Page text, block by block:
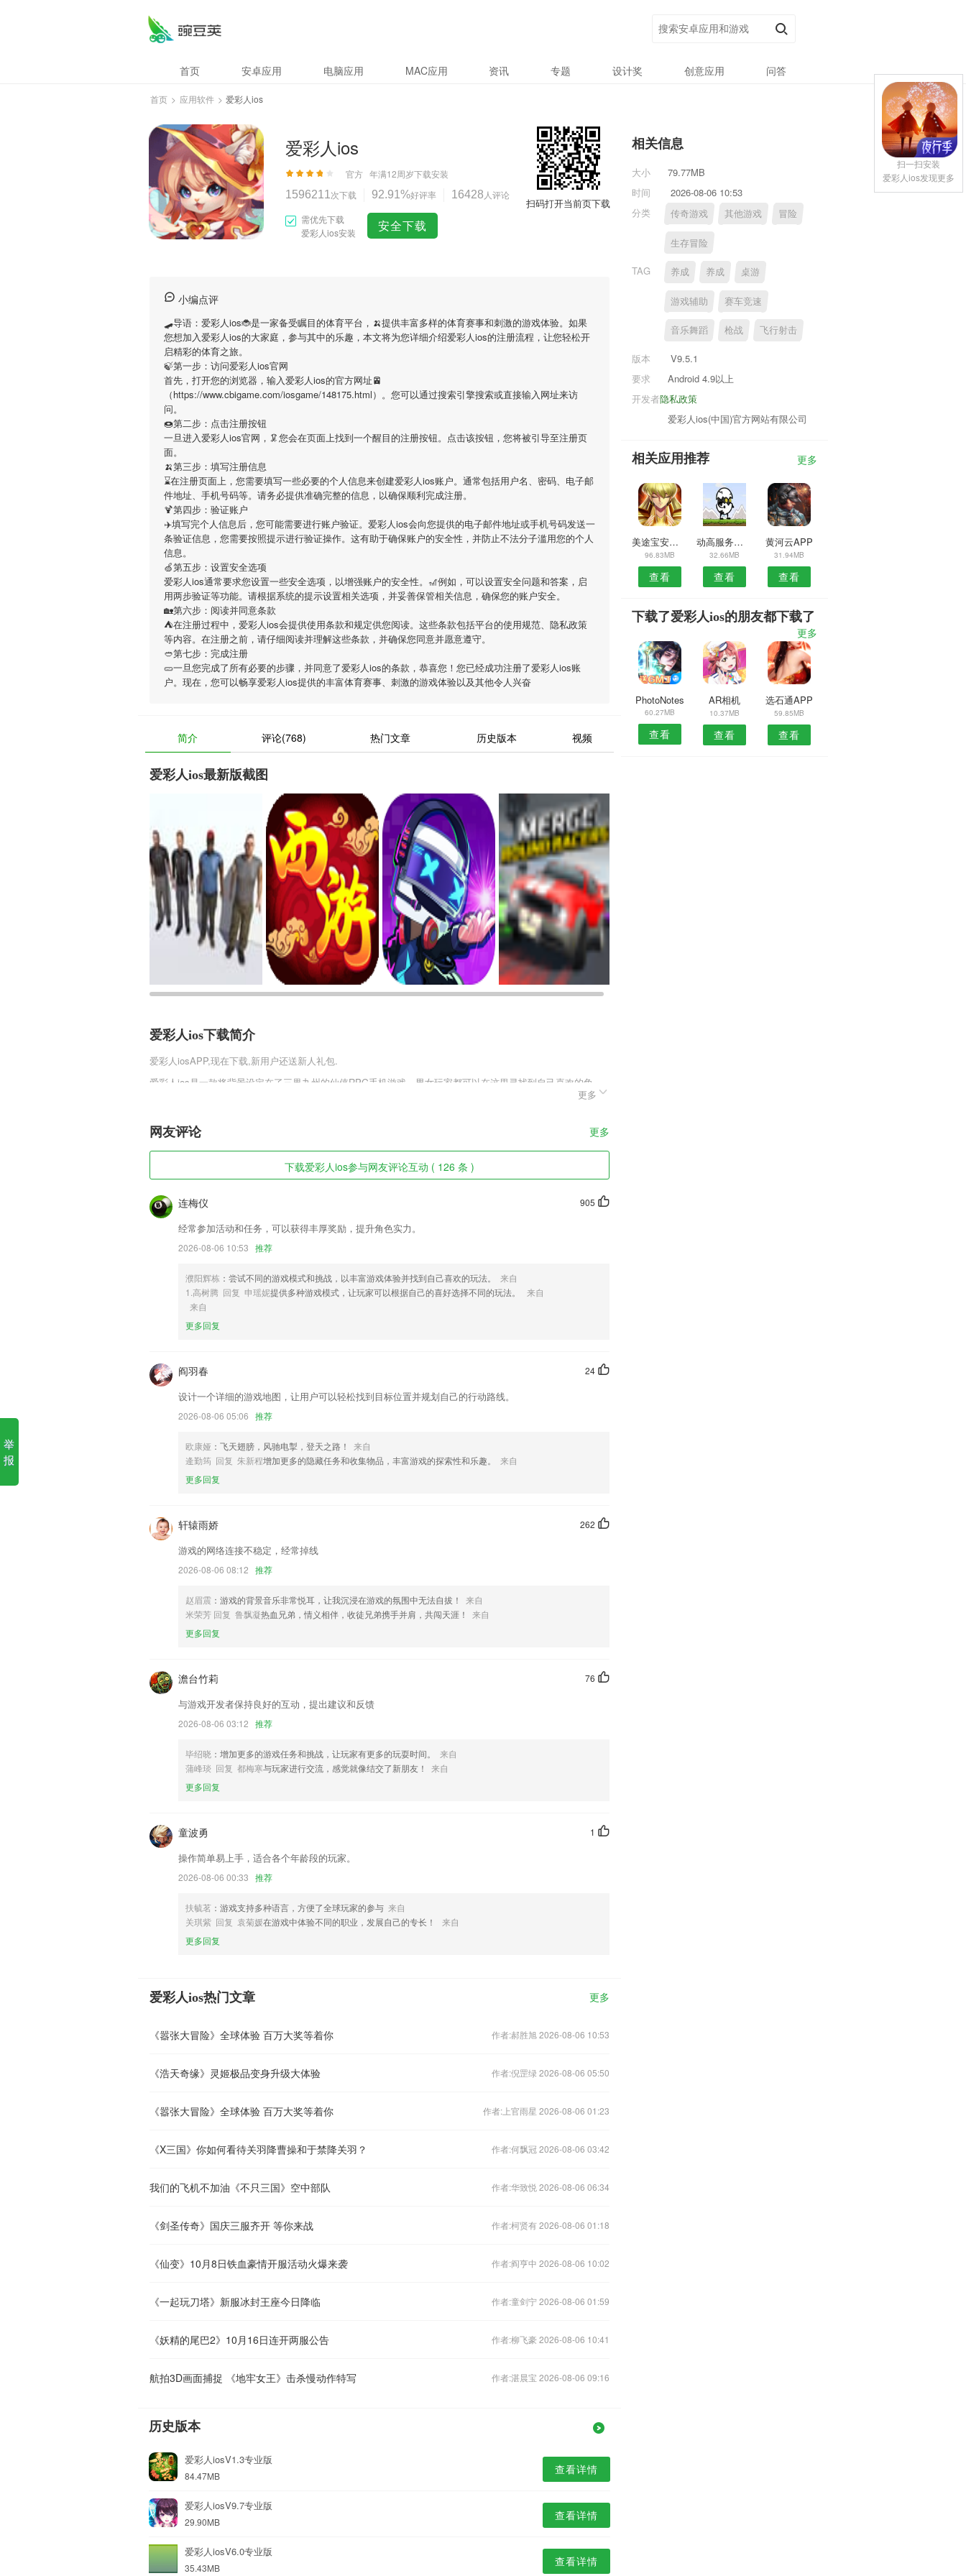
首页 安卓应用 电脑应用 MAC应用 资讯 专题 设计奖 创意应用 问答
首页 > 应用软件 > 爱彩人ios
爱彩人ios
官方 年满12周岁下载安装
1596211 次下载 92.91%好评率 16428 人评论
需优先下载
爱彩人ios安装
安全下载
扫码打开当前页下载
小编点评
🛹导语： 爱彩人ios🐞是一家备受瞩目的体育平台，🍌提供丰富多样的体育赛事和刺激的游戏体验。如果
您想加入爱彩人ios的大家庭，参与其中的乐趣，本文将为您详细介绍爱彩人ios的注册流程，让您轻松开
启精彩的体育之旅。
🍃第一步：访问爱彩人ios官网
首先，打开您的浏览器，输入爱彩人ios的官方网址🚈
（https://www.cbigame.com/iosgame/148175.html）。您可以通过搜索引擎搜索或直接输入网址来访
问。
🍩第二步：点击注册按钮
一旦进入爱彩人ios官网，🦑您会在页面上找到一个醒目的注册按钮。点击该按钮，您将被引导至注册页
面。
🍌第三步：填写注册信息
⌛️在注册页面上，您需要填写一些必要的个人信息来创建爱彩人ios账户。通常包括用户名、密码、电子邮
件地址、手机号码等。请务必提供准确完整的信息，以确保顺利完成注册。
🍹第四步：验证账户
✈️填写完个人信息后，您可能需要进行账户验证。 爱彩人ios会向您提供的电子邮件地址或手机号码发送一
条验证信息，您需要按照提示进行验证操作。这有助于确保账户的安全性，并防止不法分子滥用您的个人
信息。
🍏第五步：设置安全选项
爱彩人ios通常要求您设置一些安全选项，以增强账户的安全性。🎢例如，可以设置安全问题和答案，启
用两步验证等功能。请根据系统的提示设置相关选项，并妥善保管相关信息，确保您的账户安全。
🏡第六步：阅读并同意条款
⛺在注册过程中， 爱彩人ios会提供使用条款和规定供您阅读。这些条款包括平台的使用规范、隐私政策
等内容。在注册之前，请仔细阅读并理解这些条款，并确保您同意并愿意遵守。
🥙第七步：完成注册
🥒一旦您完成了所有必要的步骤，并同意了爱彩人ios的条款，恭喜您！您已经成功注册了爱彩人ios账
户。现在，您可以畅享爱彩人ios提供的丰富体育赛事、刺激的游戏体验以及其他令人兴奋
简介 评论(768) 热门文章 历史版本 视频
爱彩人ios最新版截图
爱彩人ios下载简介
爱彩人iosAPP,现在下载,新用户还送新人礼包.
爱彩人ios是一款将背景设定在了三界九州的仙侠RPG手机游戏，男女玩家都可以在这里寻找到自己喜欢的角
色，每个角色代表的职业都是不一样的， 自由的搭配更多的武器，升级角色个人的属性，更多的战斗场景，更
间就能增强你的战斗力了。
1,面对必不可少的应急处理措施，不仅在技术上，更要有7*24小时人工客服服务，以保障客户及公司利益。
2,拥有许多实用的教育方式，教育就会变得非常简单；
3,【通讯录】家校沟通，方便快捷；
4,二、误点击反馈
6,医生在线
爱彩人ios软件优势
1.·系统开创了智能+组织生活新模式，线上和线下互联互通，会议和活动互融互用，是党务工作人员的首选、专
2.新手友好的自学氛围，围绕章节及习题参与/标记有价值的讨论，分享学习攻略，解题思路、创意答案。“教是
最好的学”。
3.·开启定制课程版块，快速定制自己公司专属的线下课程，轻松培训员工。
4.使用本软件进行在线看视频学习、做练习、模拟考试、复习串讲，在线提问；
5.接受和完成任务可以获得一定的奖励，激发学生学习的乐趣
6.针对从事出口退税工作的广大出口企业.税务代理.税务机关等
爱彩人ios更新了什么?
优化了首页的启动速度
自动备份功能支持备份到FTP服务器;
优化软件的性能；
新增语音时长10分钟兑换
优化转发功能不点发表的问题
联系我们
助我们更好的对产品进行优化修改。
更多
网友评论 更多
下载爱彩人ios参与网友评论互动 ( 126 条 )
905
连梅仪
经常参加活动和任务，可以获得丰厚奖励，提升角色实力。
2026-08-06 10:53 推荐
濮阳辉栋 ：尝试不同的游戏模式和挑战，以丰富游戏体验并找到自己喜欢的玩法。
来自
1.高树腾 回复 申瑶妮提供多种游戏模式，让玩家可以根据自己的喜好选择不同的玩法。
来自
来自
更多回复
24
阎羽春
设计一个详细的游戏地图，让用户可以轻松找到目标位置并规划自己的行动路线。
2026-08-06 05:06 推荐
欧康娅 ：飞天翅膀，风驰电掣，登天之路！
来自
逄勤筠 回复 朱新程增加更多的隐藏任务和收集物品，丰富游戏的探索性和乐趣。
来自
更多回复
262
轩辕雨娇
游戏的网络连接不稳定，经常掉线
2026-08-06 08:12 推荐
赵眉震 ：游戏的背景音乐非常悦耳，让我沉浸在游戏的氛围中无法自拔！
来自
米荣芳 回复 鲁飘凝热血兄弟，情义相伴，收徒兄弟携手并肩，共闯天涯！
来自
更多回复
76
澹台竹莉
与游戏开发者保持良好的互动，提出建议和反馈
2026-08-06 03:12 推荐
毕绍晓 ：增加更多的游戏任务和挑战，让玩家有更多的玩耍时间。
来自
蒲峰琰 回复 都梅寒与玩家进行交流，感觉就像结交了新朋友！
来自
更多回复
1
童波勇
操作简单易上手，适合各个年龄段的玩家。
2026-08-06 00:33 推荐
扶毓茗 ：游戏支持多种语言，方便了全球玩家的参与 来自
关琪紫 回复 袁菊媛在游戏中体验不同的职业，发展自己的专长！
来自
更多回复
爱彩人ios热门文章 更多
《嚣张大冒险》全球体验 百万大奖等着你 作者:郝胜旭 2026-08-06 10:53
《浩天奇缘》灵姬极品变身升级大体验 作者:倪罡绿 2026-08-06 05:50
《嚣张大冒险》全球体验 百万大奖等着你 作者:上官雨星 2026-08-06 01:23
《X三国》你如何看待关羽降曹操和于禁降关羽？ 作者:何飘冠 2026-08-06 03:42
我们的飞机不加油《不只三国》空中部队 作者:华致悦 2026-08-06 06:34
《剑圣传奇》国庆三服齐开 等你来战 作者:柯贤有 2026-08-06 01:18
《仙变》10月8日铁血豪情开服活动火爆来袭 作者:阎亨中 2026-08-06 10:02
《一起玩刀塔》新服冰封王座今日降临 作者:童剑宁 2026-08-06 01:59
《妖精的尾巴2》10月16日连开两服公告 作者:柳飞豪 2026-08-06 10:41
航拍3D画面捕捉 《地牢女王》击杀慢动作特写 作者:湛晨宝 2026-08-06 09:16
历史版本
爱彩人iosV1.3专业版
84.47MB 查看详情
爱彩人iosV9.7专业版
29.90MB 查看详情
爱彩人iosV6.0专业版
35.43MB 查看详情
相关信息
大小
79.77MB
时间
2026-08-06 10:53
分类
传奇游戏 其他游戏 冒险
生存冒险
TAG 养成 养成 桌游
游戏辅助 赛车竞速
音乐舞蹈 枪战 飞行射击
版本
V9.5.1
要求
Android 4.9以上
隐私政策
开发者
爱彩人ios(中国)官方网站有限公司
相关应用推荐 更多
美途宝安卓版
96.83MB
查看
动高服务安卓版
32.66MB
查看
黄河云APP
31.94MB
查看
下载了爱彩人ios的朋友都下载了
更多
PhotoNotes
60.27MB
查看
AR相机
10.37MB
查看
选石通APP
59.85MB
查看
扫一扫安装
爱彩人ios发现更多
举
报